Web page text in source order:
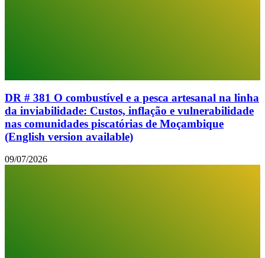
DR # 381 O combustível e a pesca artesanal na linha
da inviabilidade: Custos, inflação e vulnerabilidade
nas comunidades piscatórias de Moçambique
(English version available)
09/07/2026